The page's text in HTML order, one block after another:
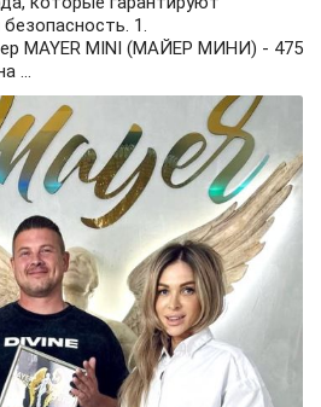
1.
MAYER MINI (МАЙЕР МИНИ) - 475
...